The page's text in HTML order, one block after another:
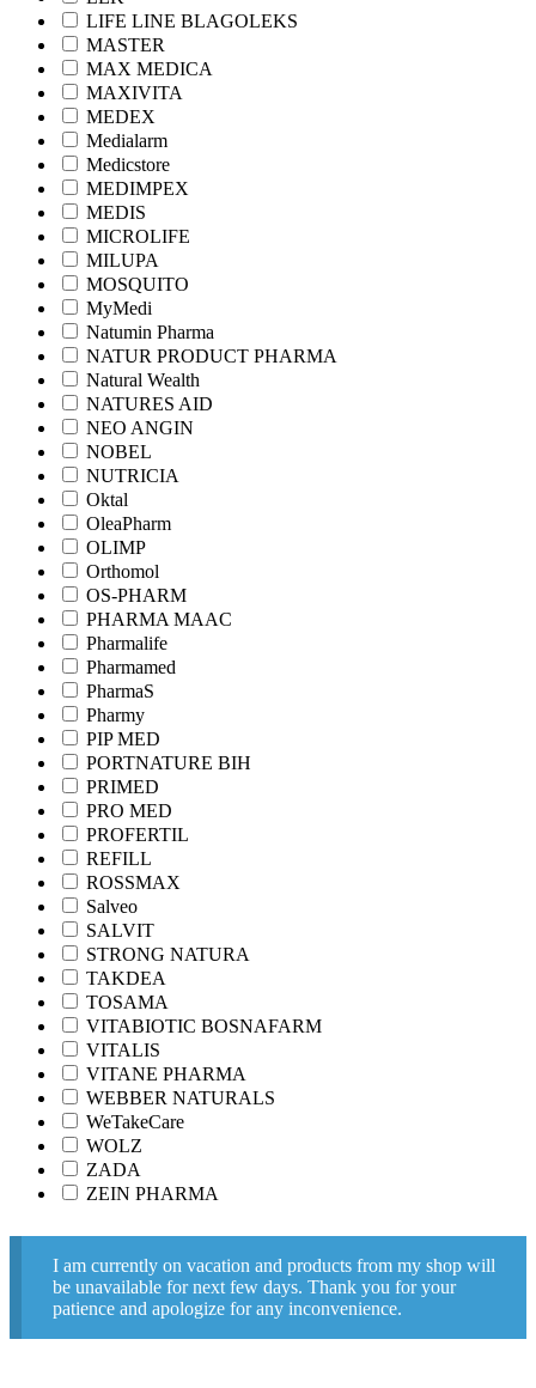
LIFE LINE BLAGOLEKS
MASTER
MAX MEDICA
MAXIVITA
MEDEX
Medialarm
Medicstore
MEDIMPEX
MEDIS
MICROLIFE
MILUPA
MOSQUITO
MyMedi
Natumin Pharma
NATUR PRODUCT PHARMA
Natural Wealth
NATURES AID
NEO ANGIN
NOBEL
NUTRICIA
Oktal
OleaPharm
OLIMP
Orthomol
OS-PHARM
PHARMA MAAC
Pharmalife
Pharmamed
PharmaS
Pharmy
PIP MED
PORTNATURE BIH
PRIMED
PRO MED
PROFERTIL
REFILL
ROSSMAX
Salveo
SALVIT
STRONG NATURA
TAKDEA
TOSAMA
VITABIOTIC BOSNAFARM
VITALIS
VITANE PHARMA
WEBBER NATURALS
WeTakeCare
WOLZ
ZADA
ZEIN PHARMA
I am currently on vacation and products from my shop will
be unavailable for next few days. Thank you for your
patience and apologize for any inconvenience.